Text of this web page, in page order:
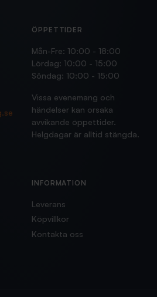
ÖPPETTIDER
Mån-Fre: 10:00 - 18:00
Lördag: 10:00 - 15:00
Söndag: 10:00 - 15:00
Vissa evenemang och
händelser kan orsaka
avvikande öppettider.
Helgdagar är alltid stängda.
INFORMATION
Leverans
Köpvillkor
Kontakta oss